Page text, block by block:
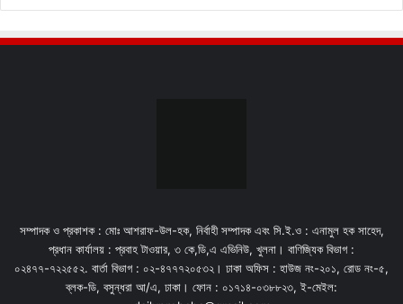
সম্পাদক ও প্রকাশক : মোঃ আশরাফ-উল-হক, নির্বাহী সম্পাদক এবং সি.ই.ও : এনামুল হক সাহেদ,
প্রধান কার্যালয় : প্রবাহ টাওয়ার, ৩ কে,ডি,এ এভিনিউ, খুলনা। বাণিজ্যিক বিভাগ :
০২৪৭৭-৭২২৫৫২. বার্তা বিভাগ : ০২-৪৭৭৭২০৫৩২। ঢাকা অফিস : হাউজ নং-২০১, রোড নং-৫,
ব্লক-ডি, বসুন্ধরা আ/এ, ঢাকা। ফোন : ০১৭১৪-০৩৮৮২৩, ই-মেইল: